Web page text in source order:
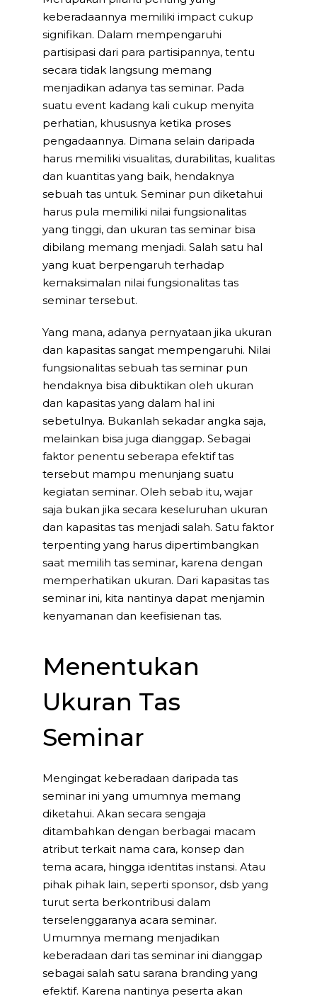
keberadaannya memiliki impact cukup
signifikan. Dalam mempengaruhi
partisipasi dari para partisipannya, tentu
secara tidak langsung memang
menjadikan adanya tas seminar. Pada
suatu event kadang kali cukup menyita
perhatian, khususnya ketika proses
pengadaannya. Dimana selain daripada
harus memiliki visualitas, durabilitas, kualitas
dan kuantitas yang baik, hendaknya
sebuah tas untuk. Seminar pun diketahui
harus pula memiliki nilai fungsionalitas
yang tinggi, dan ukuran tas seminar bisa
dibilang memang menjadi. Salah satu hal
yang kuat berpengaruh terhadap
kemaksimalan nilai fungsionalitas tas
seminar tersebut.
Yang mana, adanya pernyataan jika ukuran
dan kapasitas sangat mempengaruhi. Nilai
fungsionalitas sebuah tas seminar pun
hendaknya bisa dibuktikan oleh ukuran
dan kapasitas yang dalam hal ini
sebetulnya. Bukanlah sekadar angka saja,
melainkan bisa juga dianggap. Sebagai
faktor penentu seberapa efektif tas
tersebut mampu menunjang suatu
kegiatan seminar. Oleh sebab itu, wajar
saja bukan jika secara keseluruhan ukuran
dan kapasitas tas menjadi salah. Satu faktor
terpenting yang harus dipertimbangkan
saat memilih tas seminar, karena dengan
memperhatikan ukuran. Dari kapasitas tas
seminar ini, kita nantinya dapat menjamin
kenyamanan dan keefisienan tas.
Menentukan
Ukuran Tas
Seminar
Mengingat keberadaan daripada tas
seminar ini yang umumnya memang
diketahui. Akan secara sengaja
ditambahkan dengan berbagai macam
atribut terkait nama cara, konsep dan
tema acara, hingga identitas instansi. Atau
pihak pihak lain, seperti sponsor, dsb yang
turut serta berkontribusi dalam
terselenggaranya acara seminar.
Umumnya memang menjadikan
keberadaan dari tas seminar ini dianggap
sebagai salah satu sarana branding yang
efektif. Karena nantinya peserta akan